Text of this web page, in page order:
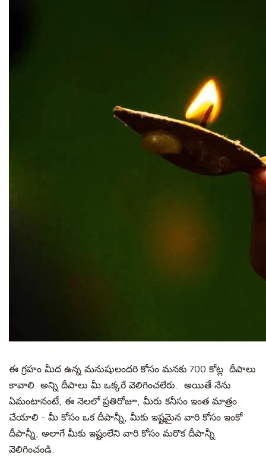
ఈ గ్రహం మీద ఉన్న మనుషులందరి కోసం మనకు 700 కోట్ల దీపాలు
కావాలి. అన్ని దీపాలు మీ ఒక్కరే వెలిగించలేరు. అయితే నేను
ఏమంటానంటే, ఈ నెలలో ప్రతిరోజూ, మీరు కనీసం ఇంత మాత్రం
చేయాలి - మీ కోసం ఒక దీపాన్నీ, మీకు ఇష్టమైన వారి కోసం ఇంకో
దీపాన్నీ, అలాగే మీకు ఇష్టంలేని వారి కోసం మరొక దీపాన్నీ
వెలిగించండి.